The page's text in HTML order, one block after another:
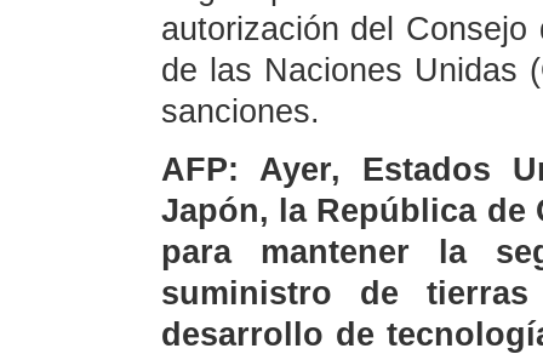
autorización del
de las Naciones Unidas
sanciones.
AFP: Ayer, Estados
Japón, la República de
para mantener la
suministro de
desarrollo de